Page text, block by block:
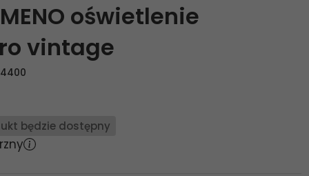
oświetlenie
vintage
będzie dostępny